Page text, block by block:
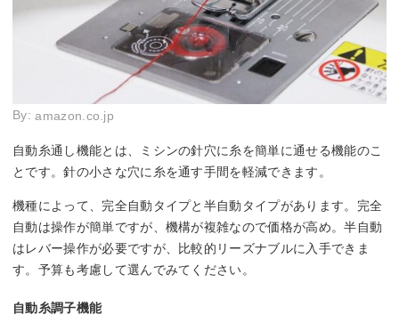
By:amazon.co.jp
自動糸通し機能とは、ミシンの針穴に糸を簡単に通せる機能のこ
とです。針の小さな穴に糸を通す手間を軽減できます。
機種によって、完全自動タイプと半自動タイプがあります。完全
自動は操作が簡単ですが、機構が複雑なので価格が高め。半自動
はレバー操作が必要ですが、比較的リーズナブルに入手できま
す。予算も考慮して選んでみてください。
自動糸調子機能